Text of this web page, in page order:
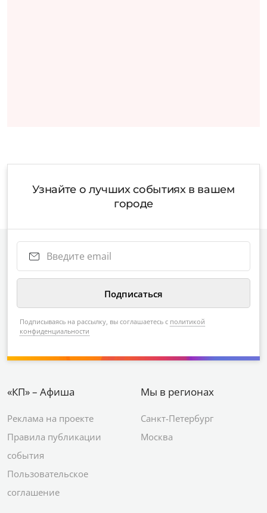
Узнайте о лучших событиях в вашем
городе
Подписываясь на рассылку, вы соглашаетесь с политикой
конфиденциальности
«КП» – Афиша
Реклама на проекте
Правила публикации
события
Пользовательское
соглашение
Мы в регионах
Санкт-Петербург
Москва